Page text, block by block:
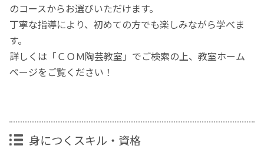
のコースからお選びいただけます。
丁寧な指導により、初めての方でも楽しみながら学べま
す。
詳しくは「ＣＯＭ陶芸教室」でご検索の上、教室ホーム
ページをご覧ください！
身につくスキル・資格